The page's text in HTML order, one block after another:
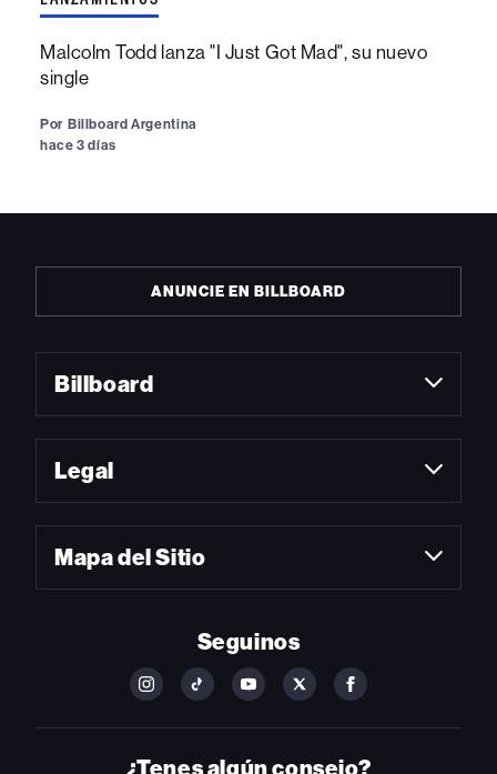
Malcolm Todd lanza "I Just Got Mad", su nuevo
single
Por Billboard Argentina
hace 3 días
ANUNCIE EN BILLBOARD
Billboard
Legal
Mapa del Sitio
Seguinos
FOLLOW
ON
INSTAGRAM
FOLLOW
ON
YOUTUBE
FOLLOW
ON
YOUTUBE
FOLLOW
ON
FOLLOW
ON
FACEBOOK
¿Tenes algún consejo?